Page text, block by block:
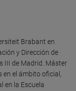
Brabant en
y Dirección de
III de Madrid. Máster
en el ámbito oficial,
en la Escuela